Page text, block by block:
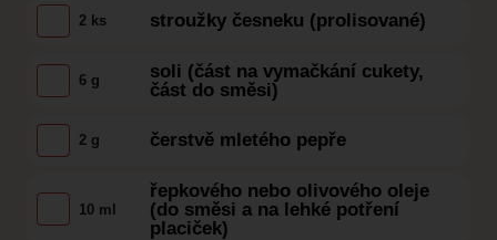
2 ks stroužky česneku (prolisované)
6 g
soli (část na vymačkání cukety,
část do směsi)
2 g čerstvě mletého pepře
10 ml
řepkového nebo olivového oleje
(do směsi a na lehké potření
placiček)